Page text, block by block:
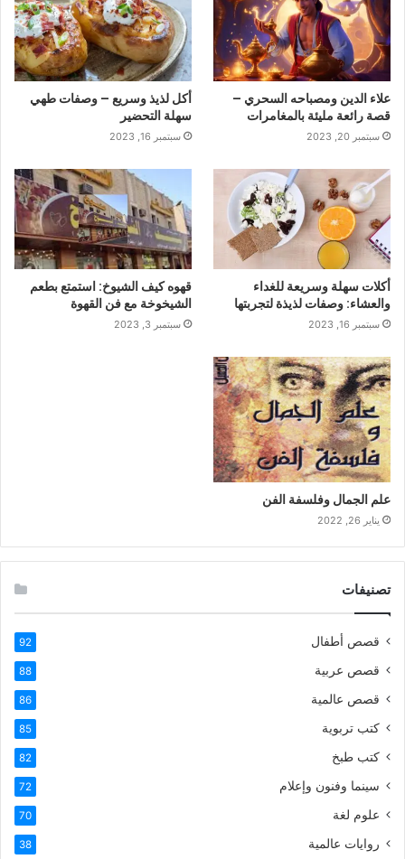
علاء الدين ومصباحه السحري –
قصة رائعة مليئة بالمغامرات
سبتمبر 20, 2023
أكل لذيذ وسريع – وصفات طهي
سهلة التحضير
سبتمبر 16, 2023
أكلات سهلة وسريعة للغداء
والعشاء: وصفات لذيذة لتجربتها
سبتمبر 16, 2023
قهوه كيف الشيوخ: استمتع بطعم
الشيخوخة مع فن القهوة
سبتمبر 3, 2023
علم الجمال وفلسفة الفن
يناير 26, 2022
تصنيفات
قصص أطفال 92
قصص عربية 88
قصص عالمية 86
كتب تربوية 85
كتب طبخ 82
سينما وفنون وإعلام 72
علوم لغة 70
روايات عالمية 38